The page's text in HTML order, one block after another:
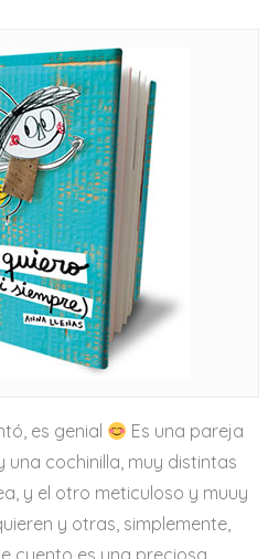
es genial
Es una pareja
una cochinilla, muy distintas
y el otro meticuloso y muuy
y otras, simplemente,